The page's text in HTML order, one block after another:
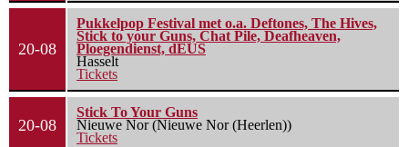
20-08
Pukkelpop Festival met o.a. Deftones, The Hives,
Stick to your Guns, Chat Pile, Deafheaven,
Ploegendienst, dEUS
Hasselt
Tickets
20-08
Stick To Your Guns
Nieuwe Nor (Nieuwe Nor (Heerlen))
Tickets